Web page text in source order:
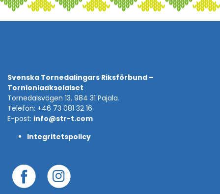
Svenska Tornedalingars Riksförbund –
Tornionlaaksolaiset
Tornedalsvägen 13, 984 31 Pajala.
Telefon: +46 73 081 32 16
E-post: info@str-t.com
Integritetspolicy